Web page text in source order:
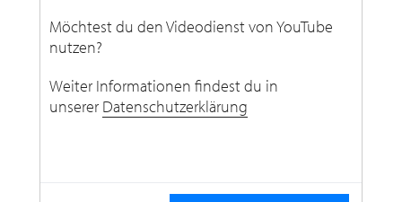
Möchtest du den Videodienst von YouTube
nutzen?
Weiter Informationen findest du in
unserer Datenschutzerklärung